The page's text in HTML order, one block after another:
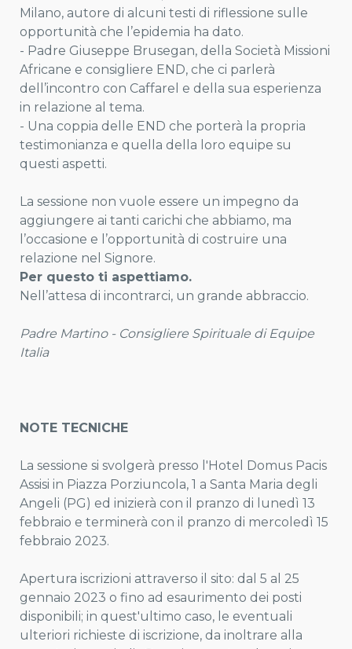
Milano, autore di alcuni testi di riflessione sulle
opportunità che l’epidemia ha dato.
- Padre Giuseppe Brusegan, della Società Missioni
Africane e consigliere END, che ci parlerà
dell’incontro con Caffarel e della sua esperienza
in relazione al tema.
- Una coppia delle END che porterà la propria
testimonianza e quella della loro equipe su
questi aspetti.
La sessione non vuole essere un impegno da
aggiungere ai tanti carichi che abbiamo, ma
l’occasione e l’opportunità di costruire una
relazione nel Signore.
Per questo ti aspettiamo.
Nell’attesa di incontrarci, un grande abbraccio.
Padre Martino - Consigliere Spirituale di Equipe
Italia
NOTE TECNICHE
La sessione si svolgerà presso l'Hotel Domus Pacis
Assisi in Piazza Porziuncola, 1 a Santa Maria degli
Angeli (PG) ed inizierà con il pranzo di lunedì 13
febbraio e terminerà con il pranzo di mercoledì 15
febbraio 2023.
Apertura iscrizioni attraverso il sito: dal 5 al 25
gennaio 2023 o fino ad esaurimento dei posti
disponibili; in quest'ultimo caso, le eventuali
ulteriori richieste di iscrizione, da inoltrare alla